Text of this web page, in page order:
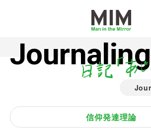
Journaling
信仰発達理論